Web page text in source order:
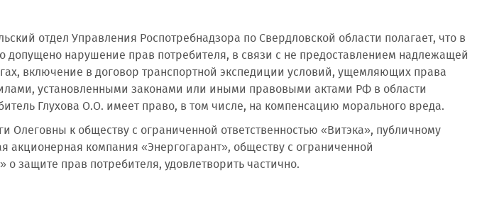
отдел Управления Роспотребнадзора по Свердловской области полагает, что в
допущено нарушение прав потребителя, в связи с не предоставлением надлежащей
включение в договор транспортной экспедиции условий, ущемляющих права
установленными законами или иными правовыми актами РФ в области
Глухова О.О. имеет право, в том числе, на компенсацию морального вреда.
Олеговны к обществу с ограниченной ответственностью «Витэка», публичному
акционерная компания «Энергогарант», обществу с ограниченной
о защите прав потребителя, удовлетворить частично.